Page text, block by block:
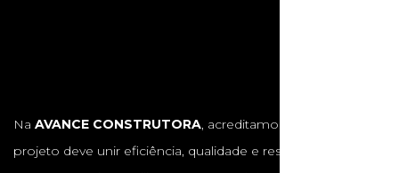
Na AVANCE CONSTRUTORA, acreditamos que cada
projeto deve unir eficiência, qualidade e respeito às